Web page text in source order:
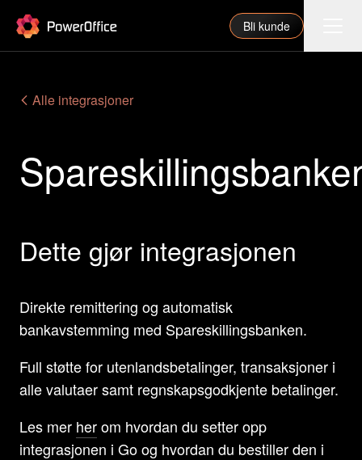
PowerOffice Bli kunde
Funksjoner
Priser
Våre partnere
Om oss
Support
Alle integrasjoner
Dette gjør integrasjonen
Direkte remittering og automatisk
bankavstemming med Spareskillingsbanken.
Full støtte for utenlandsbetalinger, transaksjoner i
alle valutaer samt regnskapsgodkjente betalinger.
Les mer herom hvordan du setter opp
integrasjonen i Go og hvordan du bestiller den i